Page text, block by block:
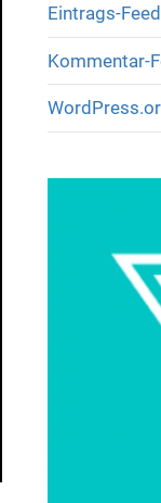
Eintrags-Feed
Kommentar-